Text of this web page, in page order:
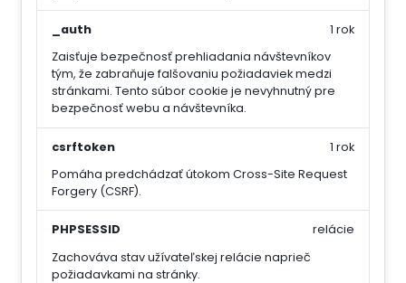
_auth
Zaisťuje bezpečnosť prehliadania návštevníkov
tým, že zabraňuje falšovaniu požiadaviek medzi
stránkami. Tento súbor cookie je nevyhnutný pre
bezpečnosť webu a návštevníka.
1 rok
csrftoken
Pomáha predchádzať útokom Cross-Site Request
Forgery (CSRF).
1 rok
PHPSESSID
Zachováva stav užívateľskej relácie naprieč
požiadavkami na stránky.
relácie